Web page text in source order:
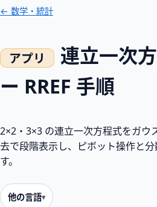
← 数学・統計
連立一次
ー RREF 手順
2×2・3×3 の連立一次方程式をガウ
去で段階表示し、ピボット操作と
す。
他の言語